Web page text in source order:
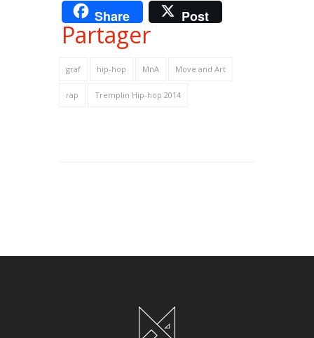
Share Post
Partager
graf hip-hop MnA Move and Art
rap Tremplin Hip-hop 2014